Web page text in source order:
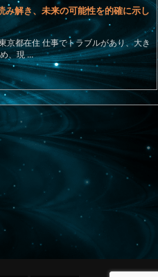
み解き、未来の可能性を的確に示し
京都在住 仕事でトラブルがあり、大き
、現 ...